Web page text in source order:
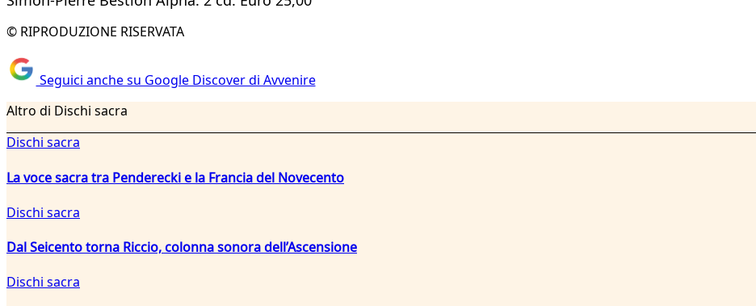
© RIPRODUZIONE RISERVATA
Seguici anche su Google Discover di Avvenire
Altro di Dischi sacra
Dischi sacra
La voce sacra tra Penderecki e la Francia del Novecento
Dischi sacra
Dal Seicento torna Riccio, colonna sonora dell’Ascensione
Dischi sacra